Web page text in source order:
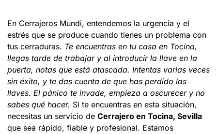
En Cerrajeros Mundi, entendemos la urgencia y el
estrés que se produce cuando tienes un problema con
tus cerraduras. Te encuentras en tu casa en Tocina,
llegas tarde de trabajar y al introducir la llave en la
puerta, notas que está atascada. Intentas varias veces
sin éxito, y te das cuenta de que has perdido las
llaves. El pánico te invade, empieza a oscurecer y no
sabes qué hacer. Si te encuentras en esta situación,
necesitas un servicio de Cerrajero en Tocina, Sevilla
que sea rápido, fiable y profesional. Estamos